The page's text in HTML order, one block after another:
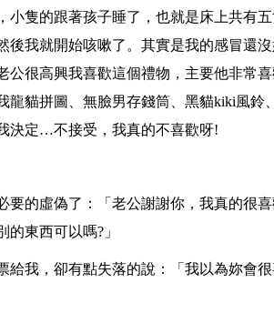
小隻的跟著孩子睡了，也就是床上共有
後我就開始咳嗽了。其實是我的感冒還
公很高興我喜歡這個禮物，主要他非常
龍貓拼圖、無臉男存錢筒、黑貓kiki風鈴
決定…不接受，我真的不喜歡呀!
要的虛偽了：「老公謝謝你，我真的很
的東西可以嗎?」
給我，卻有點失落的說：「我以為妳會很